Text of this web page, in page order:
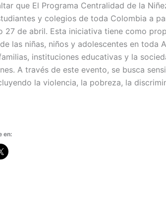
que El Programa Centralidad de la
y colegios de toda Colombia a
27 de abril. Esta iniciativa tiene como
las niñas, niños y adolescentes en toda
instituciones educativas y la
A través de este evento, se busca
la violencia, la pobreza, la
en: